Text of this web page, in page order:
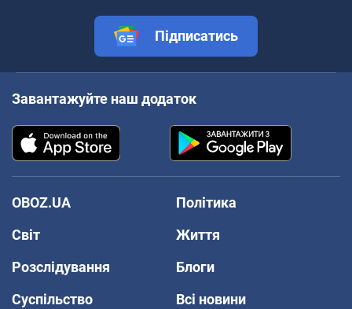
Підписатись
Завантажуйте наш додаток
OBOZ.UA
Політика
Світ
Життя
Розслідування
Блоги
Суспільство
Всі новини